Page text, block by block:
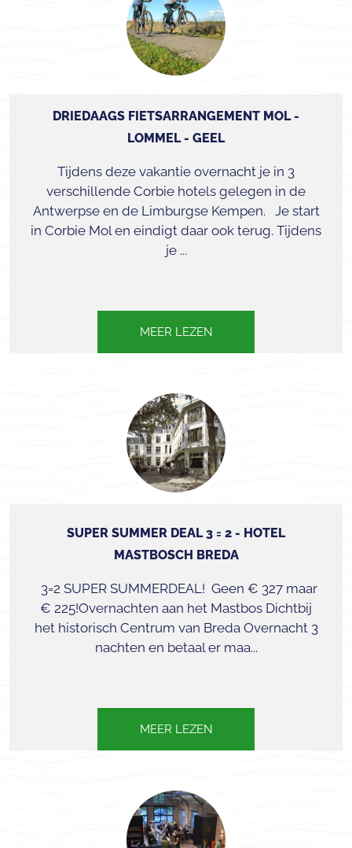
DRIEDAAGS FIETSARRANGEMENT MOL -
LOMMEL - GEEL
Tijdens deze vakantie overnacht je in 3
verschillende Corbie hotels gelegen in de
Antwerpse en de Limburgse Kempen. Je start
in Corbie Mol en eindigt daar ook terug. Tijdens
je ...
MEER LEZEN
SUPER SUMMER DEAL 3 = 2 - HOTEL
MASTBOSCH BREDA
3=2 SUPER SUMMERDEAL! ⁠ Geen € 327 maar
€ 225!Overnachten aan het Mastbos Dichtbij
het historisch Centrum van Breda Overnacht 3
nachten en betaal er maa...
MEER LEZEN